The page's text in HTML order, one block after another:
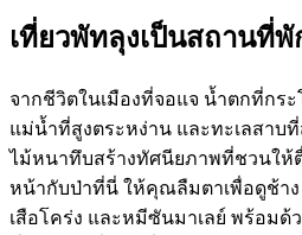
เที่ยวพัทลุงเป็นสถานที่
จากชีวิตในเมืองที่จอแจ น้ำตกที่กร
แม่น้ำที่สูงตระหง่าน และทะเลสาบ
ไม้หนาทึบสร้างทัศนียภาพที่ชวนให้
หน้ากับป่าที่นี่ ให้คุณลืมตาเพื่อดูช้าง
เสือโคร่ง และหมีซันมาเลย์ พร้อมด้